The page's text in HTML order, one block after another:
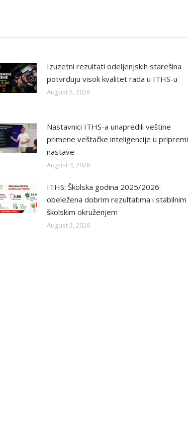
Izuzetni rezultati odeljenjskih starešina
potvrđuju visok kvalitet rada u ITHS-u
August 5, 2026
Nastavnici ITHS-a unapredili veštine
primene veštačke inteligencije u pripremi
nastave
August 4, 2026
ITHS: Školska godina 2025/2026.
obeležena dobrim rezultatima i stabilnim
školskim okruženjem
August 3, 2026